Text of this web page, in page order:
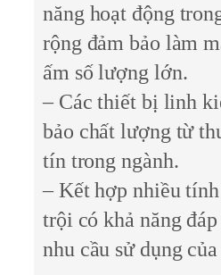
năng hoạt động
rộng đảm bảo làm
ấm số lượng lớn.
– Các thiết bị linh
bảo chất lượng từ
tín trong ngành.
– Kết hợp nhiều
trội có khả năng
nhu cầu sử dụng